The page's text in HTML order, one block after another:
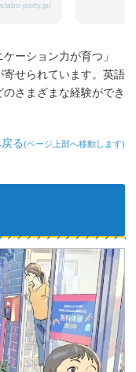
party.jp/
ーション力が育つ」
寄せられています。英語
さまざまな経験ができ
る(ページ上部へ移動します)